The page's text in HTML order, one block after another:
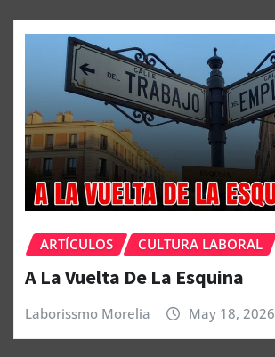
ARTÍCULOS CULTURA LABORAL
A La Vuelta De La Esquina
Laborissmo Morelia May 18, 2026